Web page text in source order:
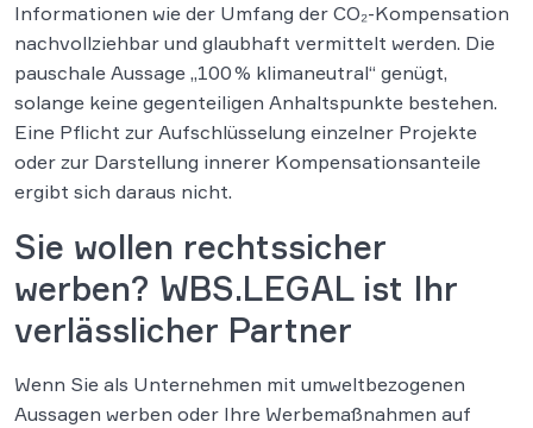
Informationen wie der Umfang der CO₂-Kompensation
nachvollziehbar und glaubhaft vermittelt werden. Die
pauschale Aussage „100 % klimaneutral“ genügt,
solange keine gegenteiligen Anhaltspunkte bestehen.
Eine Pflicht zur Aufschlüsselung einzelner Projekte
oder zur Darstellung innerer Kompensationsanteile
ergibt sich daraus nicht.
Sie wollen rechtssicher
werben? WBS.LEGAL ist Ihr
verlässlicher Partner
Wenn Sie als Unternehmen mit umweltbezogenen
Aussagen werben oder Ihre Werbemaßnahmen auf